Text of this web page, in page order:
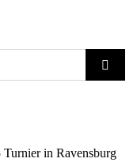
in Ravensburg